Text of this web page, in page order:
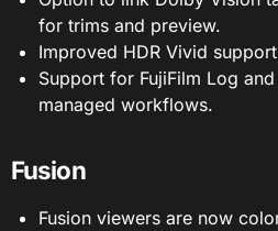
for trims and preview.
Improved HDR Vivid
Support for FujiFilm Log
managed workflows.
Fusion
Fusion viewers are now